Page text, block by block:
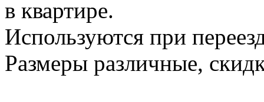
в квартире.
Используются при
Размеры различные,